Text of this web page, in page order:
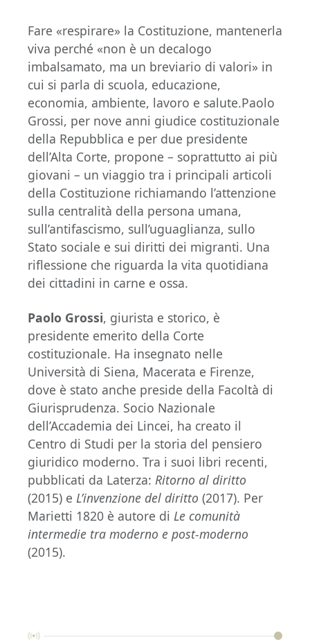
Fare «respirare» la Costituzione, mantenerla
viva perché «non è un decalogo
imbalsamato, ma un breviario di valori» in
cui si parla di scuola, educazione,
economia, ambiente, lavoro e salute.Paolo
Grossi, per nove anni giudice costituzionale
della Repubblica e per due presidente
dell’Alta Corte, propone – soprattutto ai più
giovani – un viaggio tra i principali articoli
della Costituzione richiamando l’attenzione
sulla centralità della persona umana,
sull’antifascismo, sull’uguaglianza, sullo
Stato sociale e sui diritti dei migranti. Una
riflessione che riguarda la vita quotidiana
dei cittadini in carne e ossa.
Paolo Grossi, giurista e storico, è
presidente emerito della Corte
costituzionale. Ha insegnato nelle
Università di Siena, Macerata e Firenze,
dove è stato anche preside della Facoltà di
Giurisprudenza. Socio Nazionale
dell’Accademia dei Lincei, ha creato il
Centro di Studi per la storia del pensiero
giuridico moderno. Tra i suoi libri recenti,
pubblicati da Laterza: Ritorno al diritto
(2015) e L’invenzione del diritto (2017). Per
Marietti 1820 è autore di Le comunità
intermedie tra moderno e post-moderno
(2015).